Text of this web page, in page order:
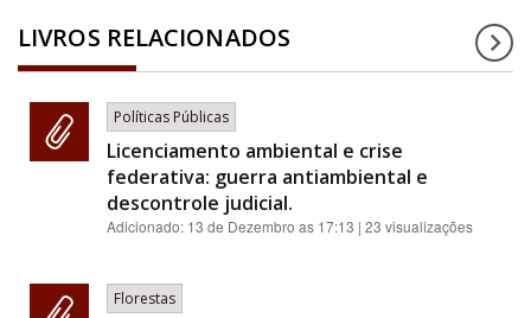
LIVROS RELACIONADOS
Políticas Públicas
Licenciamento ambiental e crise
federativa: guerra antiambiental e
descontrole judicial.
Adicionado: 13 de Dezembro as 17:13 | 23 visualizações
Florestas